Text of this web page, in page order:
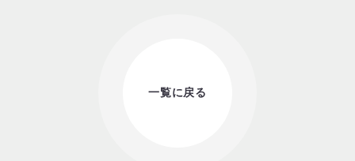
一覧に戻る